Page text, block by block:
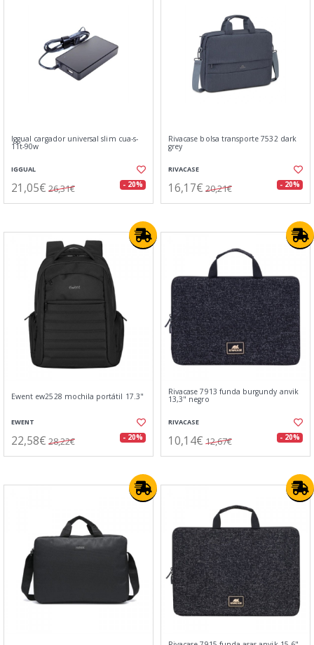
Iggual cargador universal slim cua-s-
11t-90w
IGGUAL
21,05€ 26,31€ - 20%
Rivacase bolsa transporte 7532 dark
grey
RIVACASE
16,17€ 20,21€ - 20%
Ewent ew2528 mochila portátil 17.3"
EWENT
22,58€ 28,22€ - 20%
Rivacase 7913 funda burgundy anvik
13,3" negro
RIVACASE
10,14€ 12,67€ - 20%